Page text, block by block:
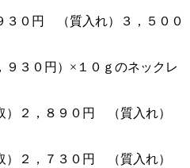
３０円 （質入れ）３，５００
９３０円）×１０ｇのネックレ
）２，８９０円 （質入れ）
）２，７３０円 （質入れ）